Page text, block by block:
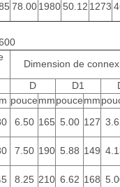
78.00 1980 50.12 1273
Dimension de
D D1
pouce mm pouce mm
6.50 165 5.00 127
7.50 190 5.88 149
8.25 210 6.62 168